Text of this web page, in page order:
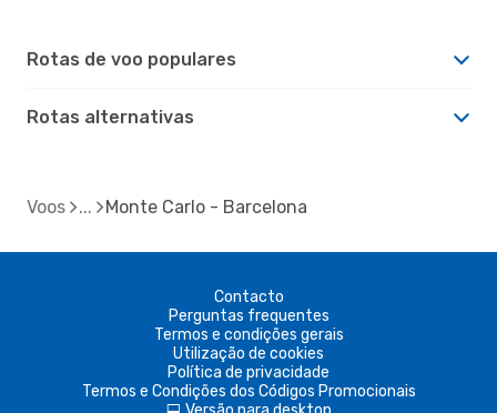
Rotas de voo populares
Rotas alternativas
Voos Monte Carlo - Barcelona
Contacto
Perguntas frequentes
Termos e condições gerais
Utilização de cookies
Política de privacidade
Termos e Condições dos Códigos Promocionais